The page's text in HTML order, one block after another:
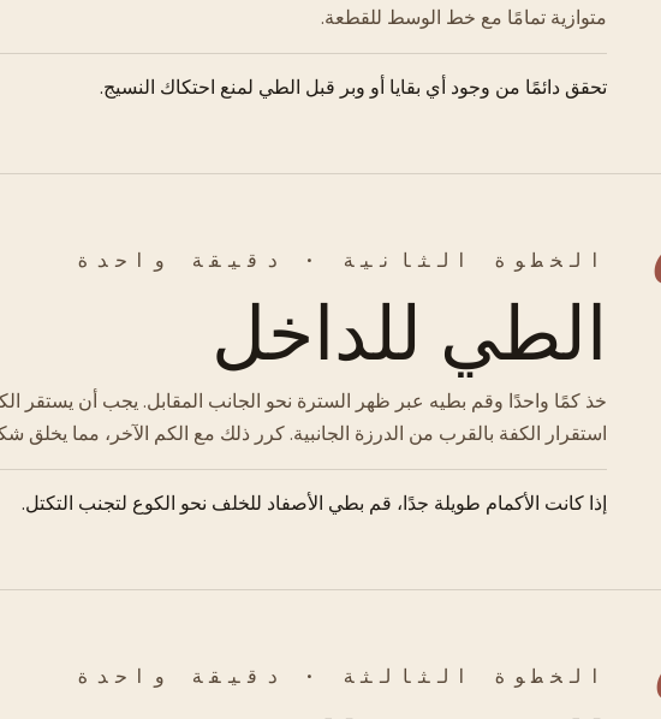
متوازية تمامًا مع خط الوسط للقطعة.
تحقق دائمًا من وجود أي بقايا أو وبر قبل الطي لمنع احتكاك النسيج.
الخطوة الثانية · دقيقة واحدة
الطي للداخل
خذ كمًا واحدًا وقم بطيه عبر ظهر السترة نحو الجانب المقابل. يجب أن
استقرار الكفة بالقرب من الدرزة الجانبية. كرر ذلك مع الكم الآخر، مما يخلق
إذا كانت الأكمام طويلة جدًا، قم بطي الأصفاد للخلف نحو الكوع لتجنب التكتل.
الخطوة الثالثة · دقيقة واحدة